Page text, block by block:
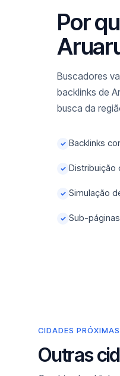
Por
Buscadores
backlinks de
busca da
✓ Backlinks
✓ Distribuição
✓ Simulação
✓ Sub-
CIDADES PRÓXIMAS
Outras